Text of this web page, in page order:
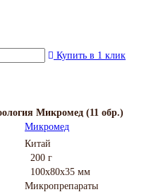
Купить в 1 клик
Микромед (11 обр.)
Микромед
Китай
200 г
100х80х35 мм
Микропрепараты